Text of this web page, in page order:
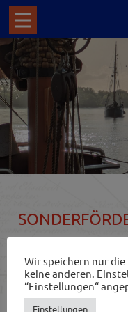
FÜR WEN IST DIE
Die
Wir speichern nur
keine anderen.
“Einstellungen“
Einstellungen